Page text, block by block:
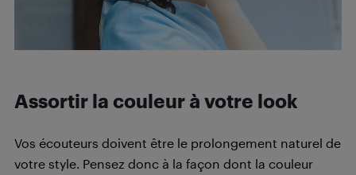
Assortir la couleur à votre look
Vos écouteurs doivent être le prolongement naturel de
votre style. Pensez donc à la façon dont la couleur